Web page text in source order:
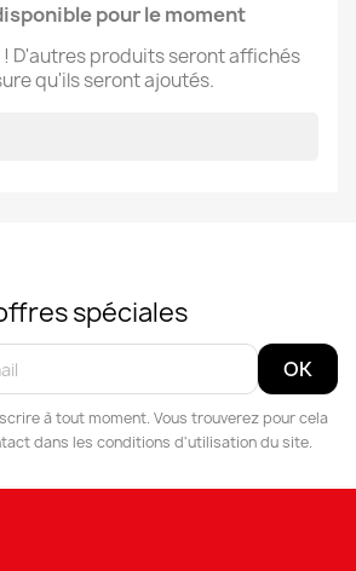
pour le moment
! D'autres produits seront affichés
qu'ils seront ajoutés.
spéciales
à tout moment. Vous trouverez pour cela
dans les conditions d'utilisation du site.